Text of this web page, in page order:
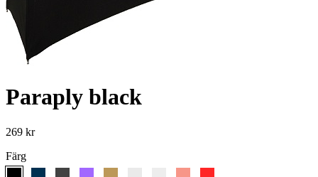
Paraply black
269 kr
Färg